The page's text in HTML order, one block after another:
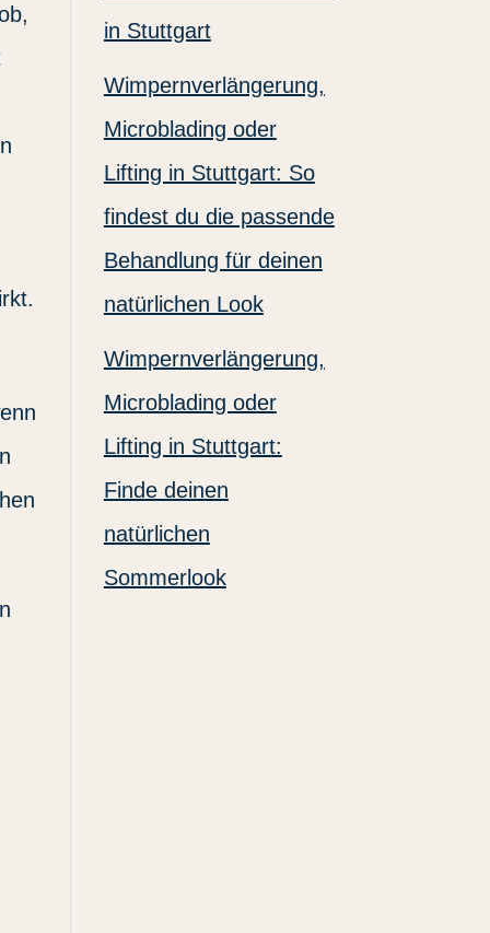
in Stuttgart
Wimpernverlängerung,
Microblading oder
Lifting in Stuttgart: So
findest du die passende
Behandlung für deinen
natürlichen Look
Wimpernverlängerung,
Microblading oder
Lifting in Stuttgart:
Finde deinen
natürlichen
Sommerlook